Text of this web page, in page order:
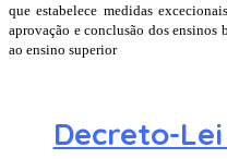
que estabelece medidas
aprovação e conclusão dos ensinos
ao ensino superior
Decreto-